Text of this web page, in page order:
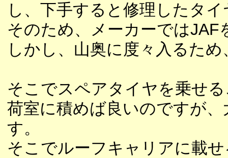
し、下手すると修理したタ
そのため、メーカーでは
しかし、山奥に度々入るた
そこでスペアタイヤを乗せ
荷室に積めば良いのですが
す。
そこでルーフキャリアに載